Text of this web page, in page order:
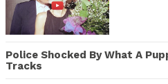
Police Shocked By What A
Tracks